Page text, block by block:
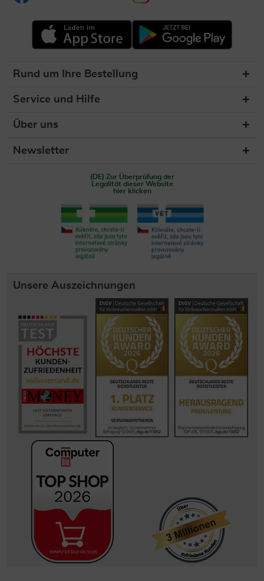
Rund um Ihre Bestellung
Service und Hilfe
Über uns
Newsletter
(DE) Zur Überprüfung der
Legalität dieser Website
hier klicken
Unsere Auszeichnungen